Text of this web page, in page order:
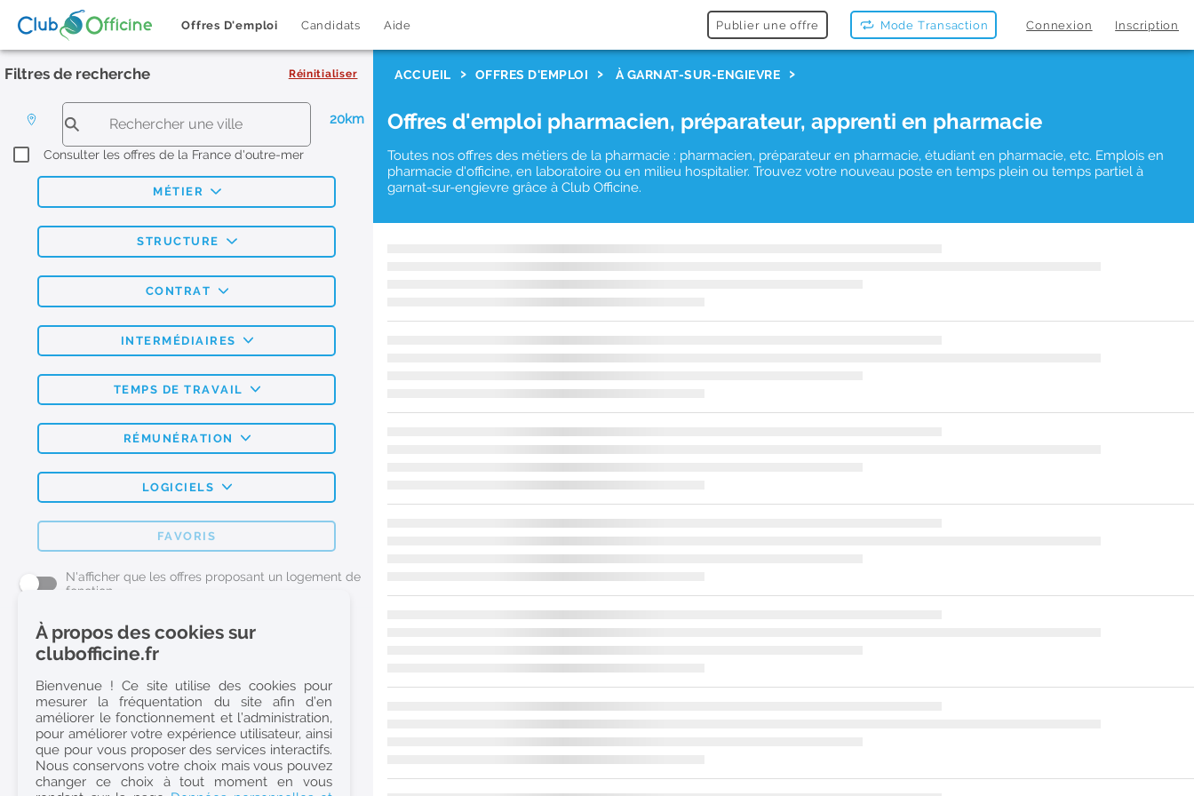
Offres D'emploi Candidats Aide Publier une offre Mode Transaction Connexion Inscription
Filtres de recherche Réinitialiser
20km
Consulter les offres de la France d'outre-mer
MÉTIER
STRUCTURE
CONTRAT
INTERMÉDIAIRES
TEMPS DE TRAVAIL
RÉMUNÉRATION
LOGICIELS
FAVORIS
N'afficher que les offres proposant un logement de
fonction
L'emploi Pharmacie par métier
Pharmacien (H/F)
Préparateur en Pharmacie (H/F)
Etudiant en Pharmacie (H/F)
Etudiant en Pharmacie 6e année validée (H/F)
Conseiller Dermo Cosmetique - Esthéticienne (H/F)
ACCUEIL OFFRES D'EMPLOI À GARNAT-SUR-ENGIEVRE
Offres d'emploi pharmacien, préparateur, apprenti en pharmacie
Toutes nos offres des métiers de la pharmacie : pharmacien, préparateur en pharmacie, étudiant en pharmacie, etc. Emplois en
pharmacie d'officine, en laboratoire ou en milieu hospitalier. Trouvez votre nouveau poste en temps plein ou temps partiel à
garnat-sur-engievre grâce à Club Officine.
À propos des cookies sur
clubofficine.fr
Bienvenue ! Ce site utilise des cookies pour
mesurer la fréquentation du site afin d’en
améliorer le fonctionnement et l’administration,
pour améliorer votre expérience utilisateur, ainsi
que pour vous proposer des services interactifs.
Nous conservons votre choix mais vous pouvez
changer ce choix à tout moment en vous